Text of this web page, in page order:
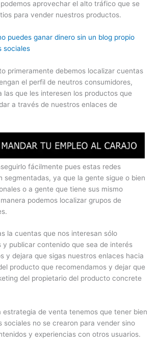
aprovechar el alto tráfico que se
para vender nuestros productos.
puedes ganar dinero sin un blog propio
sociales
primeramente debemos localizar cuentas
el perfil de neutros consumidores,
las que les interesen los productos que
a través de nuestros enlaces de
fácilmente pues estas redes
segmentadas, ya que la gente sigue o bien
o a gente que tiene sus mismo
podemos localizar grupos de
la cuentas que nos interesan sólo
y publicar contenido que sea de interés
y dejara que sigas nuestros enlaces hacia
producto que recomendamos y dejar que
del propietario del producto concrete
estrategia de venta tenemos que tener bien
sociales no se crearon para vender sino
y experiencias con otros usuarios.